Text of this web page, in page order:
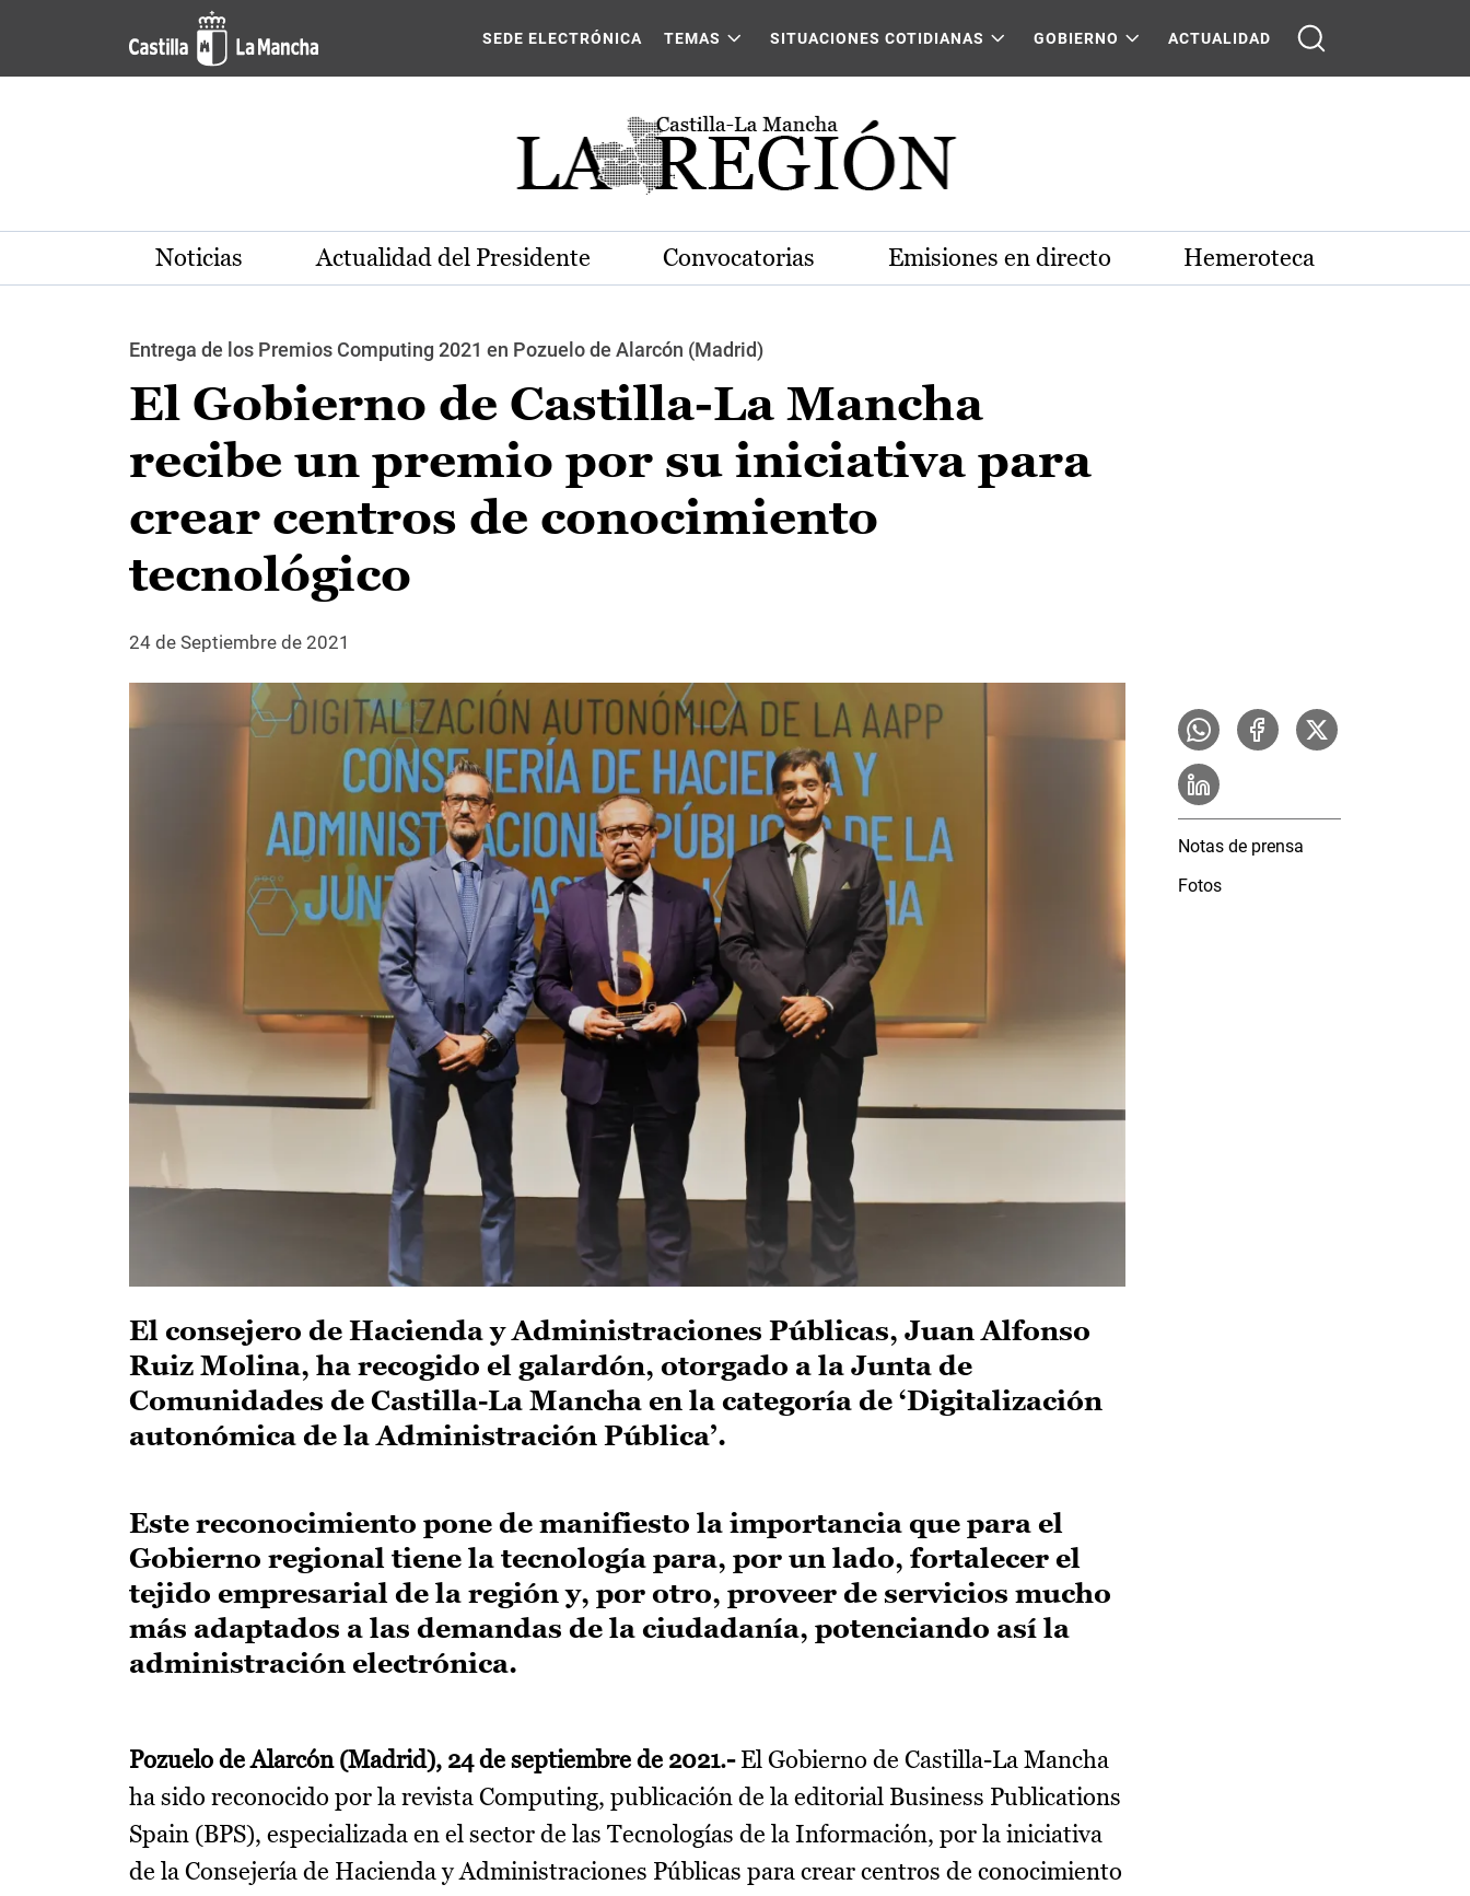
Pasar al contenido principal
SEDE ELECTRÓNICA TEMAS SITUACIONES COTIDIANAS GOBIERNO ACTUALIDAD
Noticias Actualidad del Presidente Convocatorias Emisiones en directo Hemeroteca
Entrega de los Premios Computing 2021 en Pozuelo de Alarcón (Madrid)
El Gobierno de Castilla-La Mancha
recibe un premio por su iniciativa para
crear centros de conocimiento
tecnológico
24 de Septiembre de 2021
El consejero de Hacienda y Administraciones Públicas, Juan Alfonso
Ruiz Molina, ha recogido el galardón, otorgado a la Junta de
Comunidades de Castilla-La Mancha en la categoría de ‘Digitalización
autonómica de la Administración Pública’.
Este reconocimiento pone de manifiesto la importancia que para el
Gobierno regional tiene la tecnología para, por un lado, fortalecer el
tejido empresarial de la región y, por otro, proveer de servicios mucho
más adaptados a las demandas de la ciudadanía, potenciando así la
administración electrónica.
Pozuelo de Alarcón (Madrid), 24 de septiembre de 2021.-El Gobierno de Castilla-La Mancha
ha sido reconocido por la revista Computing, publicación de la editorial Business Publications
Spain (BPS), especializada en el sector de las Tecnologías de la Información, por la iniciativa
de la Consejería de Hacienda y Administraciones Públicas para crear centros de conocimiento
Notas de prensa
Fotos